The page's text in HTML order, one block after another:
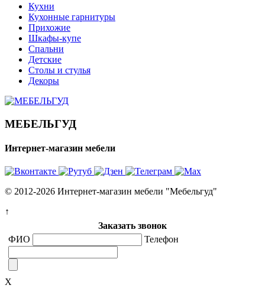
Кухни
Кухонные гарнитуры
Прихожие
Шкафы-купе
Спальни
Детские
Столы и стулья
Декоры
МЕБЕЛЬГУД
Интернет-магазин мебели
© 2012-2026 Интернет-магазин мебели "Мебельгуд"
↑
Заказать звонок
ФИО
Телефон
X